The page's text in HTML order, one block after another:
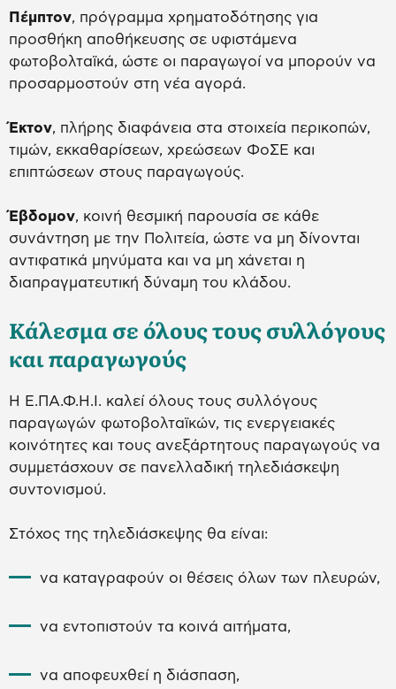
Πέμπτον, πρόγραμμα χρηματοδότησης για
προσθήκη αποθήκευσης σε υφιστάμενα
φωτοβολταϊκά, ώστε οι παραγωγοί να μπορούν να
προσαρμοστούν στη νέα αγορά.
Έκτον, πλήρης διαφάνεια στα στοιχεία περικοπών,
τιμών, εκκαθαρίσεων, χρεώσεων ΦοΣΕ και
επιπτώσεων στους παραγωγούς.
Έβδομον, κοινή θεσμική παρουσία σε κάθε
συνάντηση με την Πολιτεία, ώστε να μη δίνονται
αντιφατικά μηνύματα και να μη χάνεται η
διαπραγματευτική δύναμη του κλάδου.
Κάλεσμα σε όλους τους συλλόγους
και παραγωγούς
Η Ε.ΠΑ.Φ.Η.Ι. καλεί όλους τους συλλόγους
παραγωγών φωτοβολταϊκών, τις ενεργειακές
κοινότητες και τους ανεξάρτητους παραγωγούς να
συμμετάσχουν σε πανελλαδική τηλεδιάσκεψη
συντονισμού.
Στόχος της τηλεδιάσκεψης θα είναι:
να καταγραφούν οι θέσεις όλων των πλευρών,
να εντοπιστούν τα κοινά αιτήματα,
να αποφευχθεί η διάσπαση,